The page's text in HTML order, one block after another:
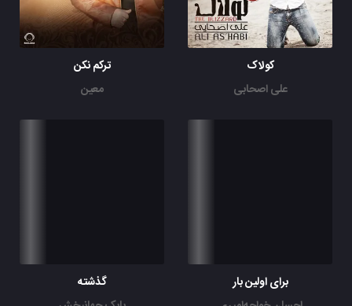
کولاک
علی اصحابی
ترکم نکن
معین
برای اولین بار
گذشته